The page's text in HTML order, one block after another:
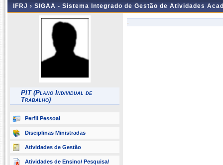
IFRJ › SIGAA - Sistema Integrado de Gestão de Atividades
PIT (Plano Individual de
Trabalho)
Perfil Pessoal
Disciplinas Ministradas
Atividades de Gestão
Atividades de Ensino/ Pesquisa/
-